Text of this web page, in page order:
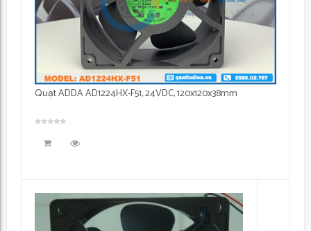
Quạt ADDA AD1224HX-F51, 24VDC, 120x120x38mm